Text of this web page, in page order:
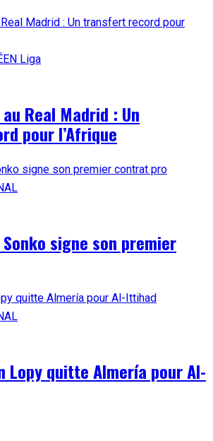
Liga
Real Madrid : Un
pour l’Afrique
Sonko signe son premier
Lopy quitte Almería pour Al-